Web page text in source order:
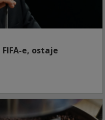
e, ostaje